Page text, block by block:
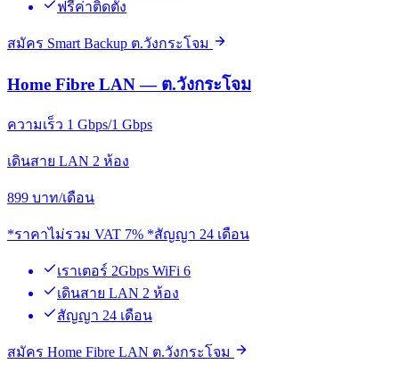
ฟรีค่าติดตั้ง
สมัคร Smart Backup ต.วังกระโจม
Home Fibre LAN — ต.วังกระโจม
ความเร็ว 1 Gbps/1 Gbps
เดินสาย LAN 2 ห้อง
899 บาท/เดือน
*ราคาไม่รวม VAT 7% *สัญญา 24 เดือน
เราเตอร์ 2Gbps WiFi 6
เดินสาย LAN 2 ห้อง
สัญญา 24 เดือน
สมัคร Home Fibre LAN ต.วังกระโจม